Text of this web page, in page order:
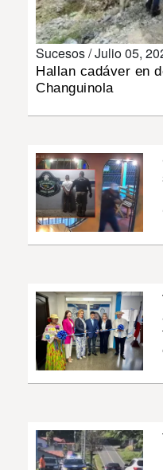
Sucesos /Julio 05,
Hallan cadáver en
Changuinola